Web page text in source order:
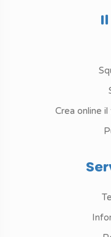
Crea online